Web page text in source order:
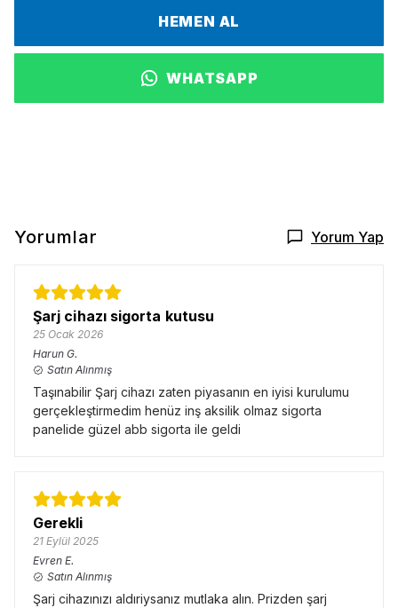
HEMEN AL
WHATSAPP
Yorumlar Yorum Yap
Şarj cihazı sigorta kutusu
25 Ocak 2026
Harun G.
Satın Alınmış
Taşınabilir Şarj cihazı zaten piyasanın en iyisi kurulumu
gerçekleştirmedim henüz inş aksilik olmaz sigorta
panelide güzel abb sigorta ile geldi
Gerekli
21 Eylül 2025
Evren E.
Satın Alınmış
Şarj cihazınızı aldıriysanız mutlaka alın. Prizden şarj